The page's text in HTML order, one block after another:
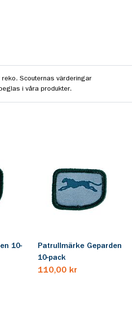
reko. Scouternas värderingar
i våra produkter.
10-
Patrullmärke Geparden
10-pack
110,00 kr